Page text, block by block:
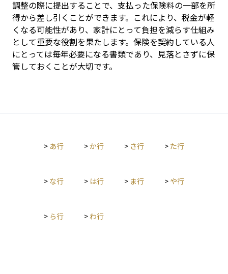
調整の際に提出することで、支払った保険料の一部を所
得から差し引くことができます。これにより、税金が軽
くなる可能性があり、家計にとって負担を減らす仕組み
として重要な役割を果たします。保険を契約している人
にとっては毎年必要になる書類であり、見落とさずに保
管しておくことが大切です。
> あ行 >か行 > さ行 > た行
> な行 > は行 > ま行 > や行
> ら行 > わ行